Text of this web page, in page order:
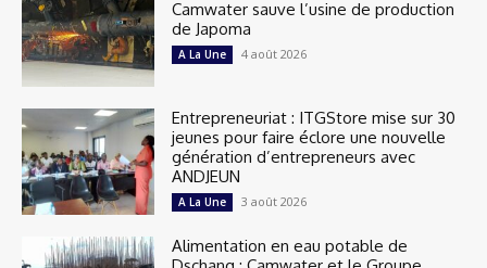
Camwater sauve l’usine de production
de Japoma
A La Une 4 août 2026
Entrepreneuriat : ITGStore mise sur 30
jeunes pour faire éclore une nouvelle
génération d’entrepreneurs avec
ANDJEUN
A La Une 3 août 2026
Alimentation en eau potable de